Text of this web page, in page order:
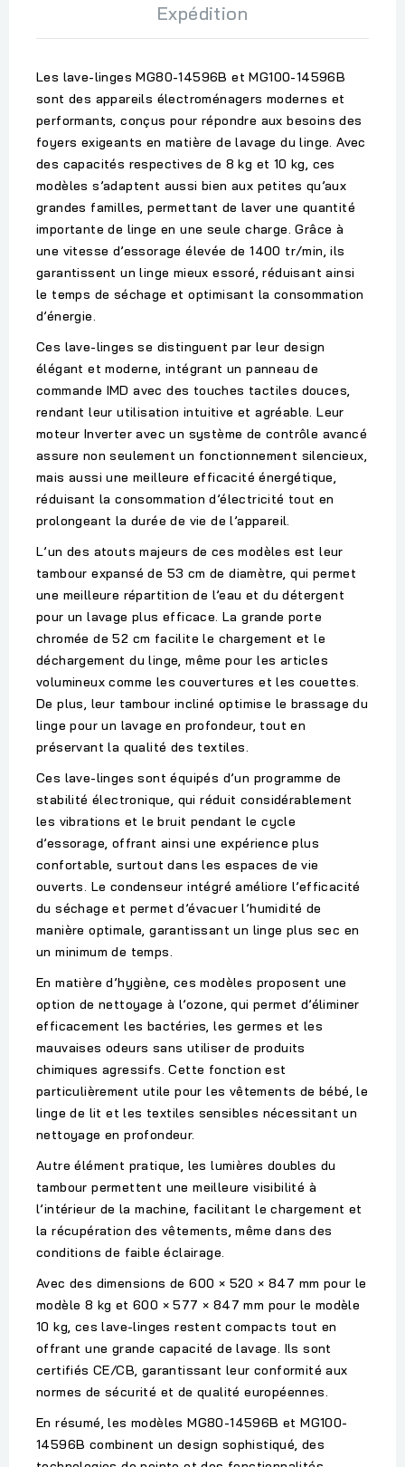
Expédition
Les lave-lingesMG80-14596B etMG100-14596B
sont des appareils électroménagers modernes et
performants, conçus pour répondre aux besoins des
foyers exigeants en matière de lavage du linge. Avec
des capacités respectives de 8 kg et 10 kg, ces
modèles s’adaptent aussi bien aux petites qu’aux
grandes familles, permettant de laver une quantité
importante de linge en une seule charge. Grâce à
une vitesse d’essorage élevée de 1400 tr/min, ils
garantissent un linge mieux essoré, réduisant ainsi
le temps de séchage et optimisant la consommation
d’énergie.
Ces lave-linges se distinguent par leur design
élégant et moderne, intégrant unpanneau de
commande IMD avec des touches tactiles douces,
rendant leur utilisation intuitive et agréable. Leur
moteur Inverter avec un système de contrôle avancé
assure non seulement un fonctionnement silencieux,
mais aussi une meilleure efficacité énergétique,
réduisant la consommation d’électricité tout en
prolongeant la durée de vie de l’appareil.
L’un des atouts majeurs de ces modèles est leur
tambour expansé de 53 cm de diamètre, qui permet
une meilleure répartition de l’eau et du détergent
pour un lavage plus efficace. La grande porte
chromée de 52 cm facilite le chargement et le
déchargement du linge, même pour les articles
volumineux comme les couvertures et les couettes.
De plus, leur tambour incliné optimise le brassage du
linge pour un lavage en profondeur, tout en
préservant la qualité des textiles.
Ces lave-linges sont équipés d’un programme de
stabilité électronique, qui réduit considérablement
les vibrations et le bruit pendant le cycle
d’essorage, offrant ainsi une expérience plus
confortable, surtout dans les espaces de vie
ouverts. Le condenseur intégré améliore l’efficacité
du séchage et permet d’évacuer l’humidité de
manière optimale, garantissant un linge plus sec en
un minimum de temps.
En matière d’hygiène, ces modèles proposent une
option de nettoyage à l’ozone, qui permet d’éliminer
efficacement les bactéries, les germes et les
mauvaises odeurs sans utiliser de produits
chimiques agressifs. Cette fonction est
particulièrement utile pour les vêtements de bébé, le
linge de lit et les textiles sensibles nécessitant un
nettoyage en profondeur.
Autre élément pratique, leslumières doubles du
tambour permettent une meilleure visibilité à
l’intérieur de la machine, facilitant le chargement et
la récupération des vêtements, même dans des
conditions de faible éclairage.
Avec des dimensions de600 × 520 × 847 mm pour le
modèle 8 kg et600 × 577 × 847 mm pour le modèle
10 kg, ces lave-linges restent compacts tout en
offrant une grande capacité de lavage. Ils sont
certifiés CE/CB, garantissant leur conformité aux
normes de sécurité et de qualité européennes.
En résumé, les modèlesMG80-14596B etMG100-
14596B combinent un design sophistiqué, des